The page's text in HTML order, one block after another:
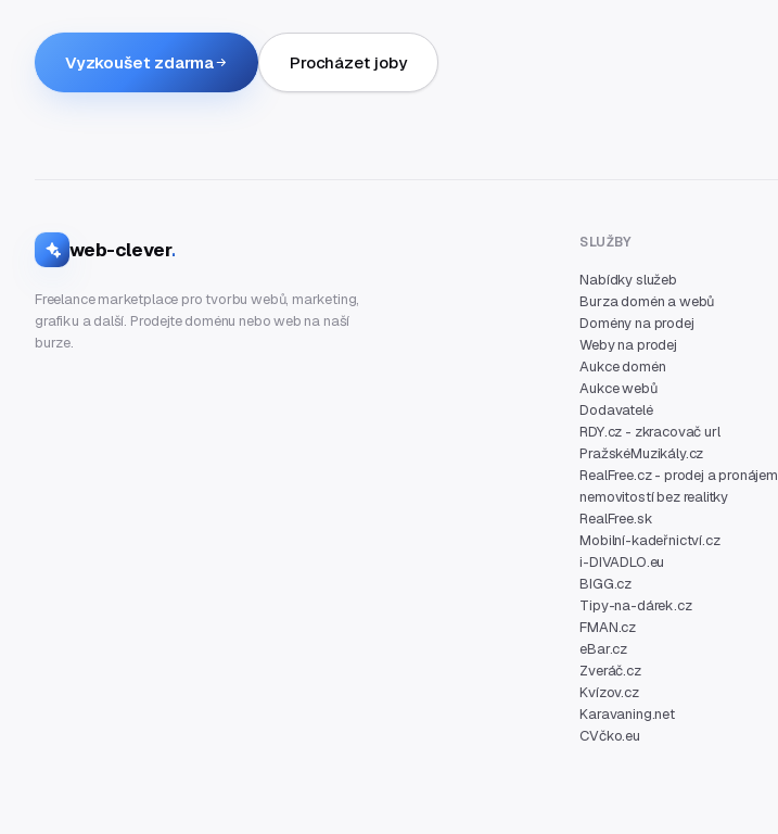
Vyzkoušet zdarma Procházet joby
web-clever.
Freelance marketplace pro tvorbu webů, marketing,
grafiku a další. Prodejte doménu nebo web na naší
burze.
SLUŽBY
Nabídky služeb
Burza domén a webů
Domény na prodej
Weby na prodej
Aukce domén
Aukce webů
Dodavatelé
RDY.cz - zkracovač url
PražskéMuzikály.cz
RealFree.cz - prodej a pronájem
nemovitostí bez realitky
RealFree.sk
Mobilní-kadeřnictví.cz
i-DIVADLO.eu
BIGG.cz
Tipy-na-dárek.cz
FMAN.cz
eBar.cz
Zveráč.cz
Kvízov.cz
Karavaning.net
CVčko.eu